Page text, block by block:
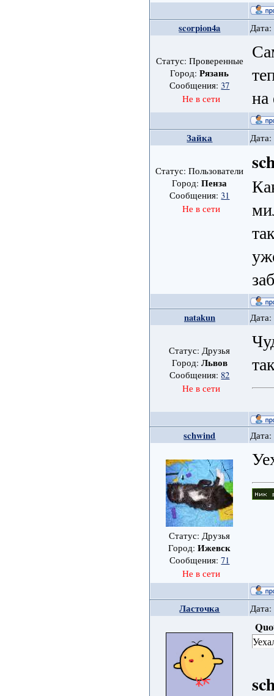
scorpion4a Дата:
Статус: Проверенные
Город:Рязань
Сообщения:37
Не в сети
Зайка Дата:
Статус: Пользователи
Город:Пенза
Сообщения:31
Не в сети
natakun
Статус: Друзья
Город: Львов
Сообщения:82
Не в сети
schwind
Статус: Друзья
Город:Ижевск
Сообщения:71
Не в сети
Ласточка